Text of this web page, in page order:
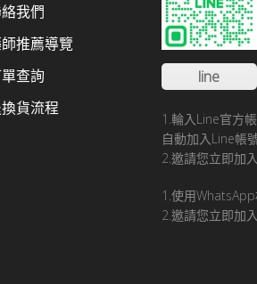
我們
推薦導覽
查詢
貨流程
line
1.輪入Line官方
自動加入Line帳
2.邀請您立即加
1.使用
2.邀請您立即加